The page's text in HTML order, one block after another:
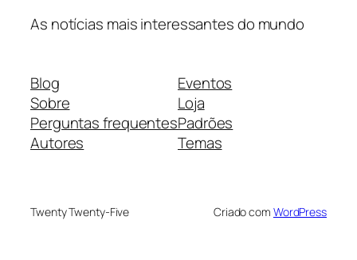
As notícias mais interessantes do mundo
Blog
Sobre
Perguntas frequentes
Autores
Eventos
Loja
Padrões
Temas
Twenty Twenty-Five Criado com WordPress